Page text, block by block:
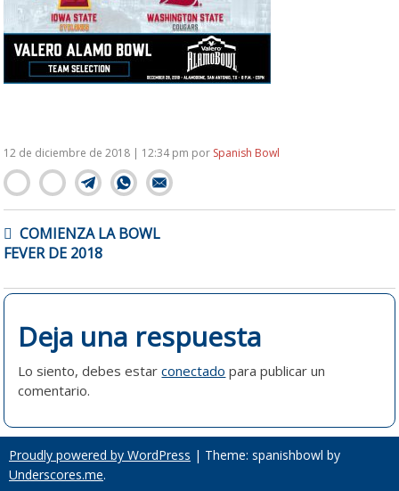
12 de diciembre de 2018 | 12:34 pm por Spanish Bowl
NAVEGACIÓN
DE
ENTRADAS
COMIENZA LA BOWL
FEVER DE 2018
Deja una respuesta
Lo siento, debes estarconectado para publicar un
comentario.
Proudly powered by WordPress | Theme: spanishbowl by
Underscores.me.